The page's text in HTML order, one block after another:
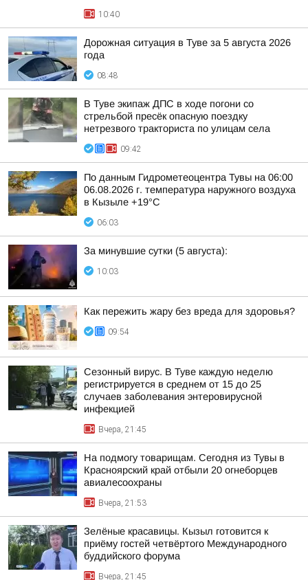
10:40
Дорожная ситуация в Туве за 5 августа 2026
года
08:48
В Туве экипаж ДПС в ходе погони со
стрельбой пресёк опасную поездку
нетрезвого тракториста по улицам села
09:42
По данным Гидрометеоцентра Тувы на 06:00
06.08.2026 г. температура наружного воздуха
в Кызыле +19°С
06:03
За минувшие сутки (5 августа):
10:03
Как пережить жару без вреда для здоровья?
09:54
Сезонный вирус. В Туве каждую неделю
регистрируется в среднем от 15 до 25
случаев заболевания энтеровирусной
инфекцией
Вчера, 21:45
На подмогу товарищам. Сегодня из Тувы в
Красноярский край отбыли 20 огнеборцев
авиалесоохраны
Вчера, 21:53
Зелёные красавицы. Кызыл готовится к
приёму гостей четвёртого Международного
буддийского форума
Вчера, 21:45